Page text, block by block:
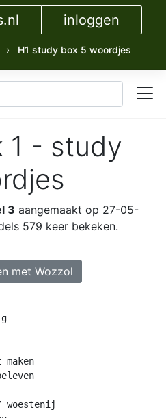
inloggen
› H1 study box 5 woordjes
1 - study
3 aangemaakt op 27-05-
579 keer bekeken.
met Wozzol